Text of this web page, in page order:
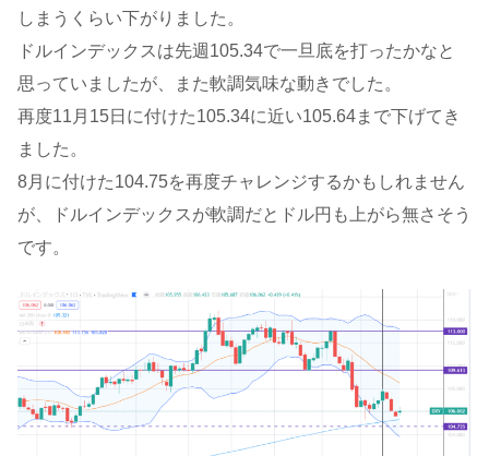
しまうくらい下がりました。
ドルインデックスは先週105.34で一旦底を打ったかなと
思っていましたが、また軟調気味な動きでした。
再度11月15日に付けた105.34に近い105.64まで下げてき
ました。
8月に付けた104.75を再度チャレンジするかもしれません
が、ドルインデックスが軟調だとドル円も上がら無さそう
です。